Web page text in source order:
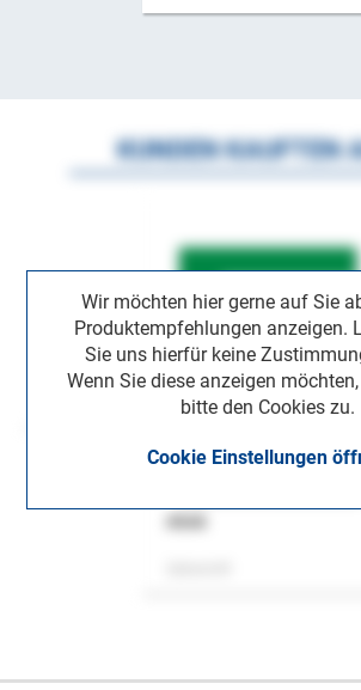
Wir möchten hier gerne auf Sie
Produktempfehlungen anzeigen.
Sie uns hierfür keine
Wenn Sie diese anzeigen
bitte den Cookies zu.
Cookie Einstellungen
KUNDEN KAUFTEN